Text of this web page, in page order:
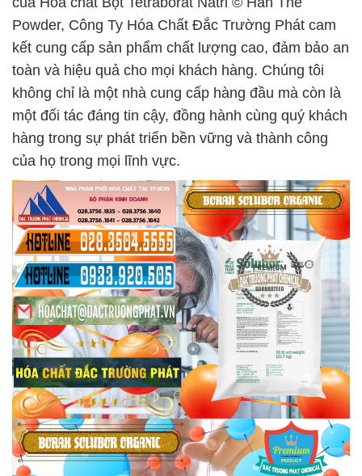
Powder, Công Ty Hóa Chất Đắc Trường Phát cam
kết cung cấp sản phẩm chất lượng cao, đảm bảo an
toàn và hiệu quả cho mọi khách hàng. Chúng tôi
không chỉ là một nhà cung cấp hàng đầu mà còn là
một đối tác đáng tin cậy, đồng hành cùng quý khách
hàng trong sự phát triển bền vững và thành công
của họ trong mọi lĩnh vực.